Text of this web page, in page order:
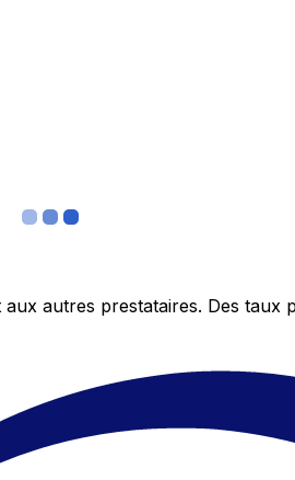
autres prestataires. Des taux